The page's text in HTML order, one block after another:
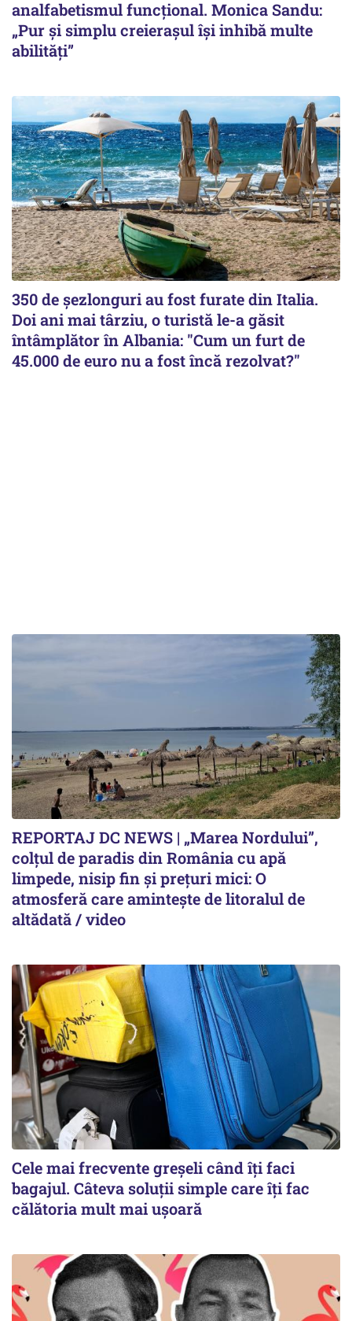
analfabetismul funcțional. Monica Sandu:
„Pur și simplu creierașul își inhibă multe
abilități”
350 de șezlonguri au fost furate din Italia.
Doi ani mai târziu, o turistă le-a găsit
întâmplător în Albania: "Cum un furt de
45.000 de euro nu a fost încă rezolvat?"
REPORTAJ DC NEWS | „Marea Nordului”,
colțul de paradis din România cu apă
limpede, nisip fin și prețuri mici: O
atmosferă care amintește de litoralul de
altădată / video
Cele mai frecvente greșeli când îți faci
bagajul. Câteva soluții simple care îți fac
călătoria mult mai ușoară